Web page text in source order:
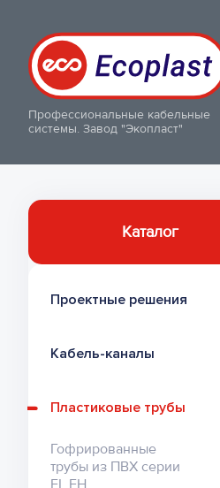
Профессиональные кабельные
системы. Завод "Экопласт"
Каталог
Проектные решения
модуля
Розеточный блок на 4
модуля
Розеточный блок на 6
модулей
Кабель-каналы
LAN
Кабель-каналы INSTA
Пластиковые трубы
Гофрированные
трубы из ПВХ серии
FL FH